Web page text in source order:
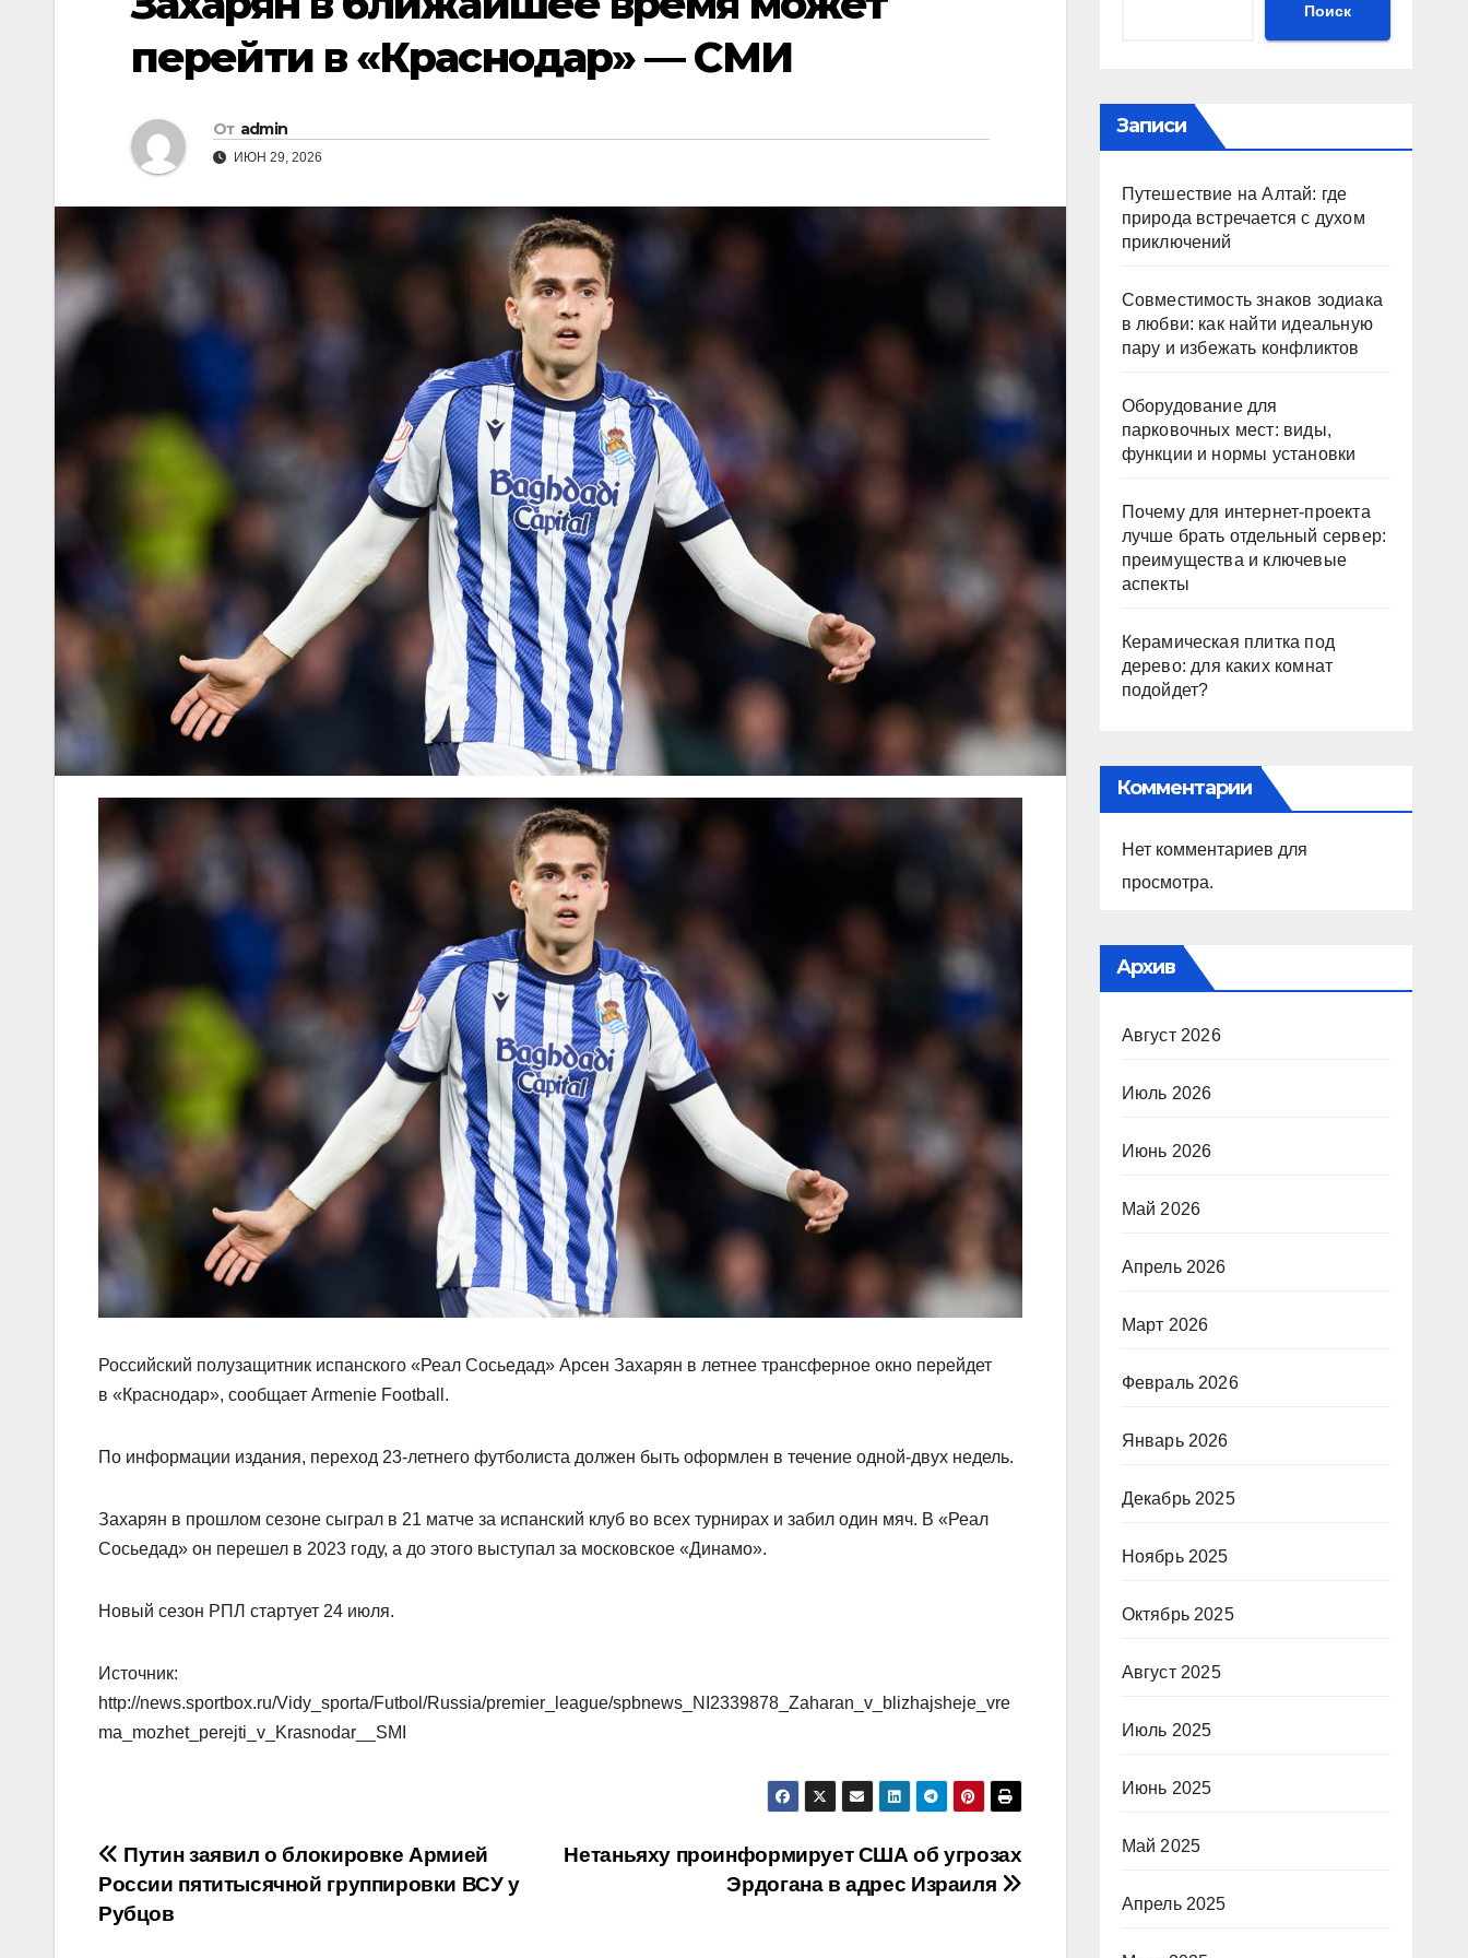
перейти в «Краснодар» — СМИ
От admin
ИЮН 29, 2026
Российский полузащитник испанского «Реал Сосьедад» Арсен Захарян в летнее трансферное окно перейдет
в «Краснодар», сообщает Armenie Football.
По информации издания, переход 23‑летнего футболиста должен быть оформлен в течение одной‑двух недель.
Захарян в прошлом сезоне сыграл в 21 матче за испанский клуб во всех турнирах и забил один мяч. В «Реал
Сосьедад» он перешел в 2023 году, а до этого выступал за московское «Динамо».
Новый сезон РПЛ стартует 24 июля.
Источник:
http://news.sportbox.ru/Vidy_sporta/Futbol/Russia/premier_league/spbnews_NI2339878_Zaharan_v_blizhajsheje_vre
ma_mozhet_perejti_v_Krasnodar__SMI
Навигация
по
Нетаньяху проинформирует США об угрозах
Эрдогана в адрес Израиля
Путин заявил о блокировке Армией
России пятитысячной группировки ВСУ у
Рубцов
Поиск
Записи
Путешествие на Алтай: где
природа встречается с духом
приключений
Совместимость знаков зодиака
в любви: как найти идеальную
пару и избежать конфликтов
Оборудование для
парковочных мест: виды,
функции и нормы установки
Почему для интернет-проекта
лучше брать отдельный сервер:
преимущества и ключевые
аспекты
Керамическая плитка под
дерево: для каких комнат
подойдет?
Комментарии
Нет комментариев для
просмотра.
Архив
Август 2026
Июль 2026
Июнь 2026
Май 2026
Апрель 2026
Март 2026
Февраль 2026
Январь 2026
Декабрь 2025
Ноябрь 2025
Октябрь 2025
Август 2025
Июль 2025
Июнь 2025
Май 2025
Апрель 2025